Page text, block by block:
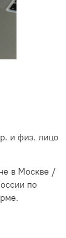
и физ. лицо
в Москве /
по